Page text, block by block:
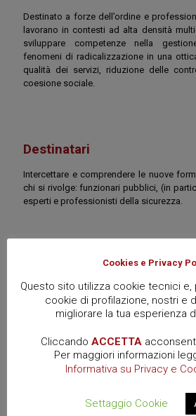
Destinato a forze dell’ordine e
lavorano in contesti ad alta densità
sviluppare competenze nella
fenomeni di radicalizzazione in una
qualità dei servizi, riduzione delle
coesione sociale.
Destinatari
Intercettare e comprendere le nuove
chi si rivolge: funzionari pubblici, (in
esperti e professionisti della sicurezza.
DSFUCI – Arezzo
Durata
24 ore in presenza
Il corso intensivo è pensato per
professionisti ed esperti. Sono
Cookies e Privacy
Questo sito utilizza cookie tecnici
cookie di profilazione, nostri e
migliorare la tua esperienza
Cliccando ACCETTA
Per maggiori informazioni
Informativa su Privacy e
Settaggio Cookie